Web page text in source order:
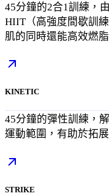
45分鐘的2合1訓練，
HIIT（高強度間歇訓
肌的同時還能高效燃脂
KINETIC
45分鐘的彈性訓練，
運動範圍，有助於拓
STRIKE